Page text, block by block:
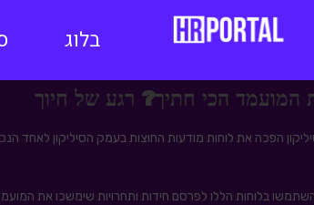
בלוג
המועמד הכי חתיך? רגע של חיוך
הפכה את לוחות מודעות החוצות בעמק הסיליקון לאחד